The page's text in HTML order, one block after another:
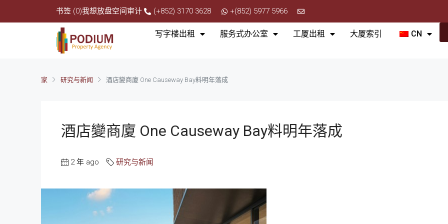
书签 (0)我想放盘空间审计 (+852) 3170 3628 +(852) 5977 5966
写字楼出租 服务式办公室 工厦出租 大厦索引 CN
家 研究与新闻 酒店變商廈 One Causeway Bay料明年落成
酒店變商廈 One Causeway Bay料明年落成
2 年 ago 研究与新闻